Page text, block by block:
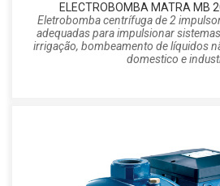
ELECTROBOMBA MATRA MB
Eletrobomba centrífuga de 2
adequadas para impulsionar
irrigação, bombeamento de líquidos
domestico e